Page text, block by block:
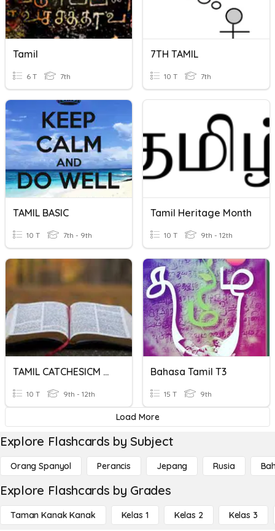
Tamil
6 T 7th
7TH TAMIL
10 T 7th
TAMIL BASIC
10 T 7th - 9th
Tamil Heritage Month
10 T 9th - 12th
TAMIL CATCHESICM QUIZ
10 T 9th - 12th
Bahasa Tamil T3
15 T 9th
Load More
Explore Flashcards by Subject
Orang Spanyol Perancis Jepang Rusia
Explore Flashcards by Grades
Taman Kanak Kanak Kelas 1 Kelas 2 Kelas 3